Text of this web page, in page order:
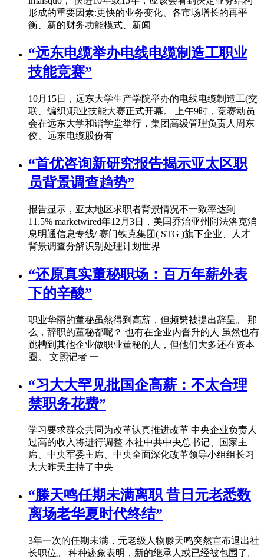
形成的重要因素:更快的业务变化、各市场增长的再平
衡、新的财务功能模式、新闻
“远东电缆举办电线电缆制造工职业
技能竞赛”
10月15日，远东大学生产学院举办的电线电缆制造工(交
联、编织)职业技能大赛正式开幕。 上午9时，竞赛动员
会在远东大学和谐学堂举行，集团高级管理负责人周东
佼、远东电缆股份有
“首优咨询新研究报告揭示亚太区职
员背景调查趋势”
报告显示，亚太地区求职者背景情况不一致率达到
11.5% marketwired年12月3日，美国乔治亚州阿法洛克消
息明通信息专线/ 赛门铁克集团( STG )旗下企业、人才
背景调查分解识别处理计划世界
“还原真实董秘职场：百万年薪外表
下的辛酸”
职业华丽的董秘虽然得到高薪，但频繁被提出辞呈。 那
么，辞职的董秘都呢？ 也有在企业内晋升的人 虽然也有
跳槽到其他企业做职业董秘的人，但他们大多还在资本
圈。 文熙记者 一
“习大大罕见批国企高薪：不太合理
禁职务花费”
学习要求群众共同为改革认真推进改革 中央企业负责人
过高的收入将进行调整 本社中共中央总书记、国家主
席、中央军委主席、中央全面深化改革领导小组组长习
大大昨天主持了中央
“滕天鸣任期未满离职 昔日元老悉数
离场老华夏时代终结”
3年一次的任期未满，元老级人物滕天鸣突然宣布退出社
长职位。 种种迹象表明，新的继承人或已经被包围了。